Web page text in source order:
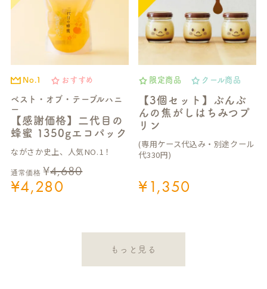
No.1 おすすめ
ベスト・オブ・テーブルハニ
ー
【感謝価格】二代目の
蜂蜜 1350gエコパック
ながさか史上、人気NO.1！
通常価格 ¥4,680
¥4,280
限定商品 クール商品
【3個セット】ぶんぶ
んの焦がしはちみつプ
リン
(専用ケース代込み・別途クール
代330円)
¥1,350
もっと見る